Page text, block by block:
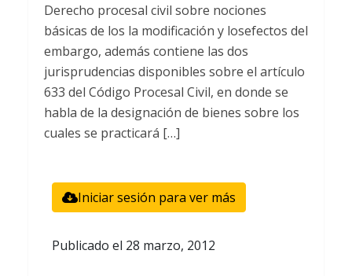
Derecho procesal civil sobre nociones
básicas de los la modificación y losefectos del
embargo, además contiene las dos
jurisprudencias disponibles sobre el artículo
633 del Código Procesal Civil, en donde se
habla de la designación de bienes sobre los
cuales se practicará […]
Iniciar sesión para ver más
Publicado el 28 marzo, 2012